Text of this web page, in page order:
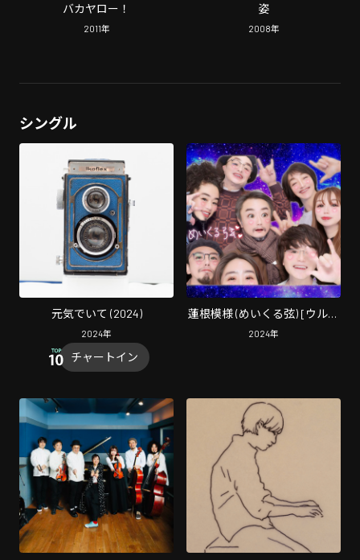
バカヤロー！
2011年
姿
2008年
シングル
元気でいて (2024)
2024年
チャートイン
蓮根模様 (めいくる弦) [ウルフ
ルケイスケ] [Live at 〇〇, 東
2024年